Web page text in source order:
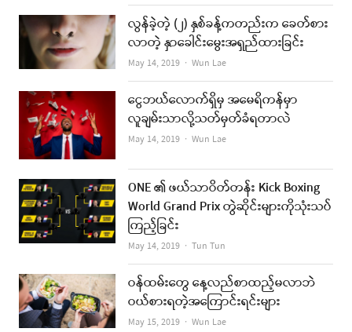
လွန်ခဲ့တဲ့ (၂) နှစ်ခန့်ကတည်းက ခေတ်စား
လာတဲ့ နှာခေါင်းမွေးအရှည်ထားခြင်း
May 14, 2019 Author
Wun Lae
ငွေဘယ်လောက်ရှိမှ အမေရိကန်မှာ
လူချမ်းသာလို့သတ်မှတ်ခံရတာလဲ
May 14, 2019 Author
Wun Lae
ONE ၏ ဖယ်သာဝိတ်တန်း Kick Boxing
World Grand Prix တွဲဆိုင်းများကိုသုံးသပ်
ကြည့်ခြင်း
May 14, 2019 Author
Tun Tun
ဝန်ထမ်းတွေ နေ့လည်စာထည့်မလာဘဲ
ဝယ်စားရတဲ့အကြောင်းရင်းများ
May 15, 2019 Author
Wun Lae